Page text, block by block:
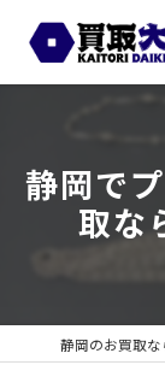
静岡で
取な